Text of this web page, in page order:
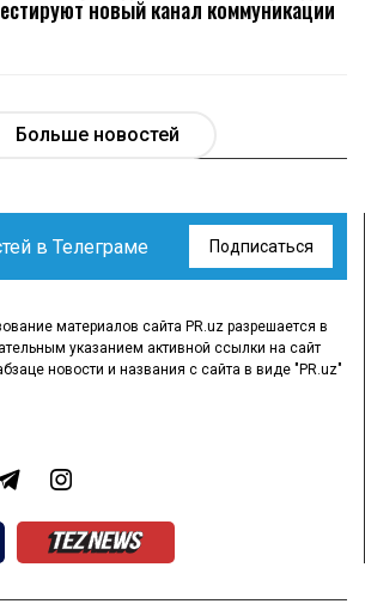
новый канал коммуникации
Больше новостей
в Телеграме Подписаться
материалов сайта PR.uz разрешается в
указанием активной ссылки на сайт
новости и названия с сайта в виде "PR.uz"